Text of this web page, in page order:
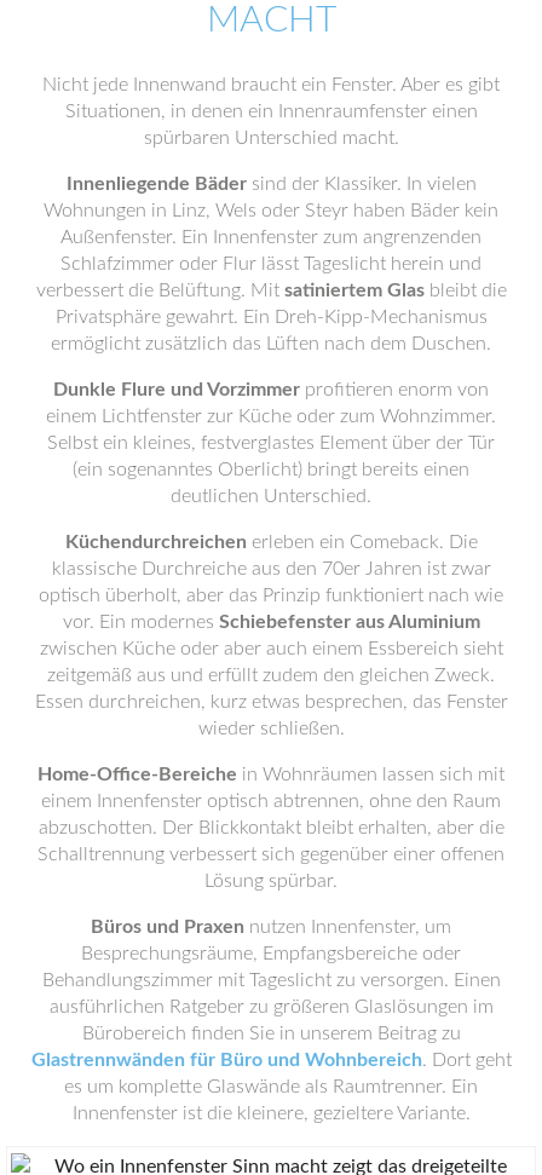
MACHT
Nicht jede Innenwand braucht ein Fenster. Aber es gibt
Situationen, in denen ein Innenraumfenster einen
spürbaren Unterschied macht.
Innenliegende Bädersind der Klassiker. In vielen
Wohnungen in Linz, Wels oder Steyr haben Bäder kein
Außenfenster. Ein Innenfenster zum angrenzenden
Schlafzimmer oder Flur lässt Tageslicht herein und
verbessert die Belüftung. Mit satiniertem Glasbleibt die
Privatsphäre gewahrt. Ein Dreh-Kipp-Mechanismus
ermöglicht zusätzlich das Lüften nach dem Duschen.
Dunkle Flure und Vorzimmer profitieren enorm von
einem Lichtfenster zur Küche oder zum Wohnzimmer.
Selbst ein kleines, festverglastes Element über der Tür
(ein sogenanntes Oberlicht) bringt bereits einen
deutlichen Unterschied.
Küchendurchreichen erleben ein Comeback. Die
klassische Durchreiche aus den 70er Jahren ist zwar
optisch überholt, aber das Prinzip funktioniert nach wie
vor. Ein modernes Schiebefenster aus Aluminium
zwischen Küche oder aber auch einem Essbereich sieht
zeitgemäß aus und erfüllt zudem den gleichen Zweck.
Essen durchreichen, kurz etwas besprechen, das Fenster
wieder schließen.
Home-Office-Bereiche in Wohnräumen lassen sich mit
einem Innenfenster optisch abtrennen, ohne den Raum
abzuschotten. Der Blickkontakt bleibt erhalten, aber die
Schalltrennung verbessert sich gegenüber einer offenen
Lösung spürbar.
Büros und Praxen nutzen Innenfenster, um
Besprechungsräume, Empfangsbereiche oder
Behandlungszimmer mit Tageslicht zu versorgen. Einen
ausführlichen Ratgeber zu größeren Glaslösungen im
Bürobereich finden Sie in unserem Beitrag zu
Glastrennwänden für Büro und Wohnbereich. Dort geht
es um komplette Glaswände als Raumtrenner. Ein
Innenfenster ist die kleinere, gezieltere Variante.